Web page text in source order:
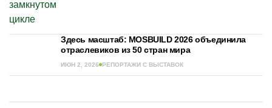
Здесь масштаб: MOSBUILD 2026 объединила
отраслевиков из 50 стран мира
ИЮН 2, 2026 РЕПОРТАЖИ С ВЫСТАВОК